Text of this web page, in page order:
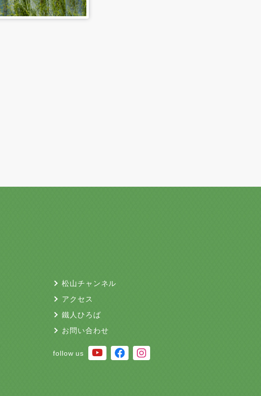
松山チャンネル
アクセス
鐵人ひろば
お問い合わせ
follow us